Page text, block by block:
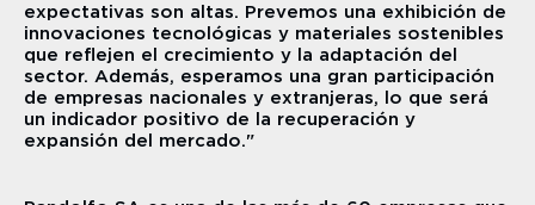
expectativas son altas. Prevemos una exhibición de
innovaciones tecnológicas y materiales sostenibles
que reflejen el crecimiento y la adaptación del
sector. Además, esperamos una gran participación
de empresas nacionales y extranjeras, lo que será
un indicador positivo de la recuperación y
expansión del mercado."